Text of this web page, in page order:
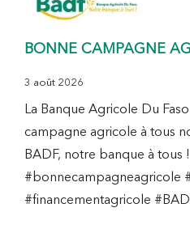
BONNE CAMPAGNE
3 août 2026
La Banque Agricole Du
campagne agricole à tous
BADF, notre banque à tous !
#bonnecampagneagricole
#financementagricole